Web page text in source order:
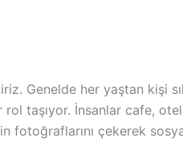
Genelde her yaştan kişi
taşıyor. İnsanlar cafe,
fotoğraflarını çekerek